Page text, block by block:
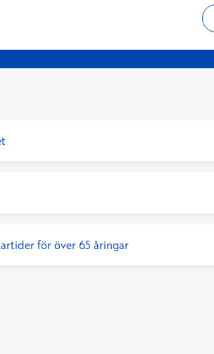
för över 65 åringar